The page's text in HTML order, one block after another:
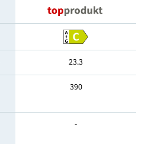
23.3
390
-